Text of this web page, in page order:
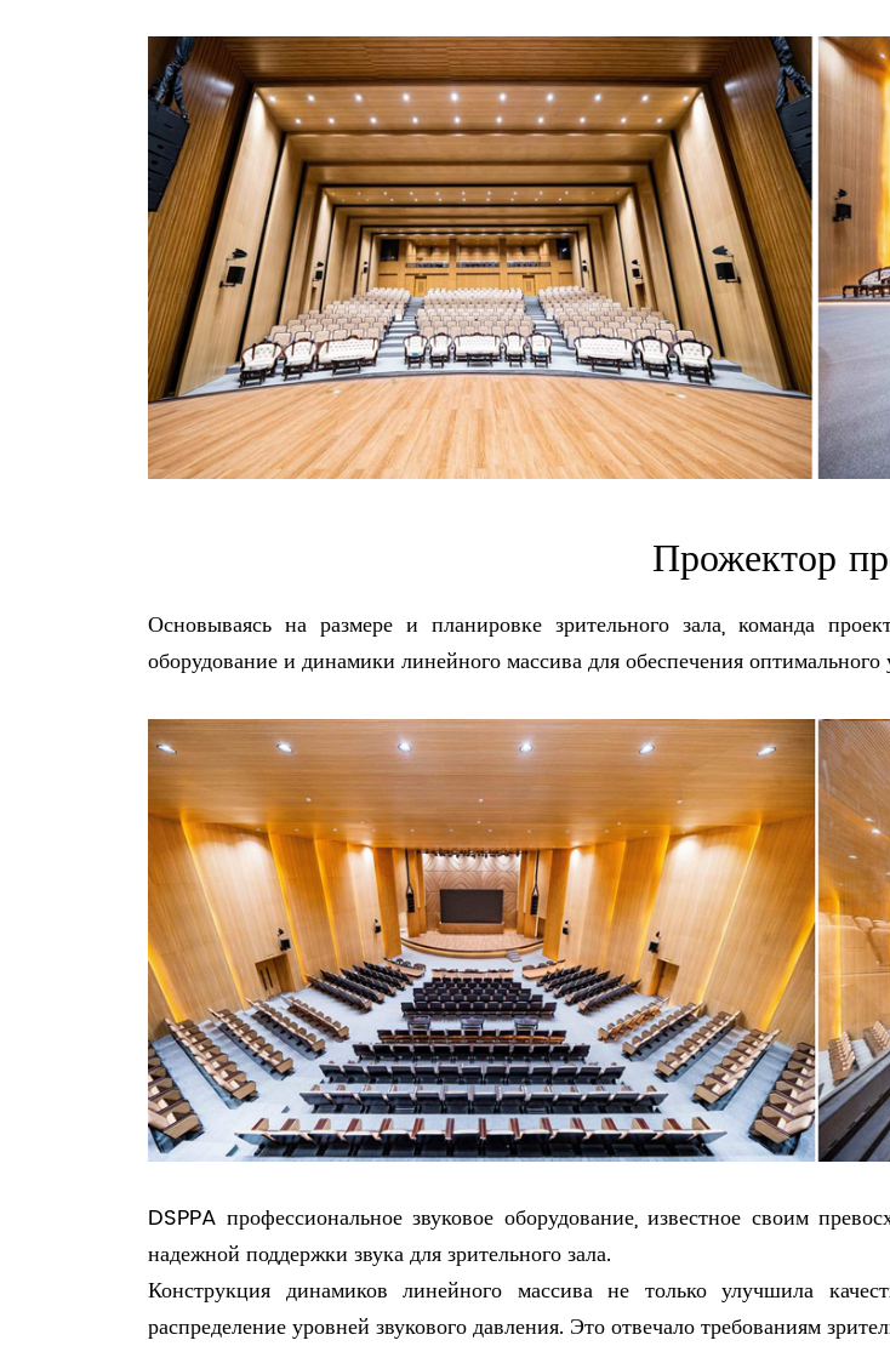
Прожектор
Основываясь на размере и планировке зрительного зала, команда
оборудование и динамики линейного массива для обеспечения оптимального
DSPPA профессиональное звуковое оборудование, известное своим
надежной поддержки звука для зрительного зала.
Конструкция динамиков линейного массива не только улучшила
распределение уровней звукового давления. Это отвечало требованиям